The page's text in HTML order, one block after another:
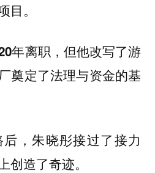
。
年离职，但他改写了游
奠定了法理与资金的基
，朱晓彤接过了接力
创造了奇迹。